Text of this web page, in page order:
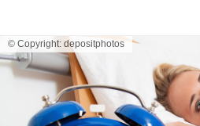
© Copyright: depositphotos